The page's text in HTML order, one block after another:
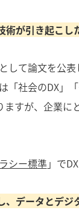
が引き起こし
して論文を公
「社会のDX」
すが、企業に
シー標準」で
データとデジ